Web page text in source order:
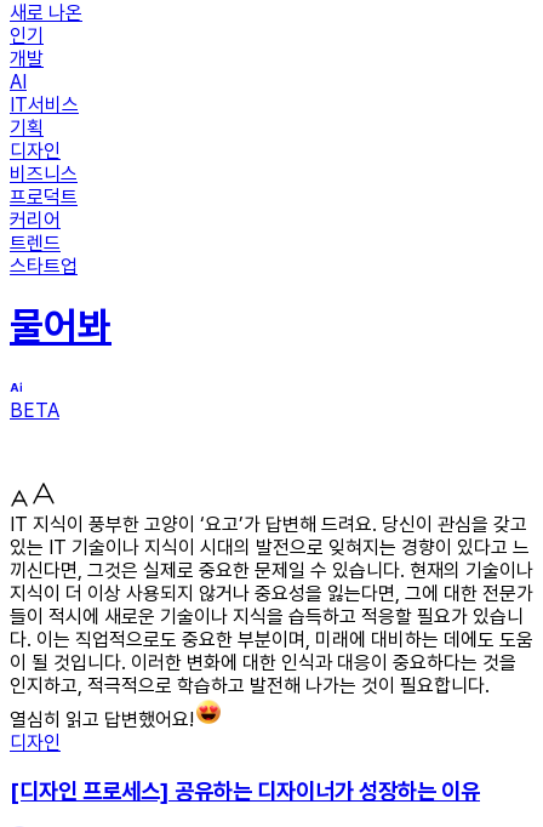
새로 나온
인기
개발
AI
IT서비스
기획
디자인
비즈니스
프로덕트
커리어
트렌드
스타트업
물어봐
BETA
IT 지식이 풍부한 고양이 ‘요고’가 답변해 드려요. 당신이 관심을 갖고
있는 IT 기술이나 지식이 시대의 발전으로 잊혀지는 경향이 있다고 느
끼신다면, 그것은 실제로 중요한 문제일 수 있습니다. 현재의 기술이나
지식이 더 이상 사용되지 않거나 중요성을 잃는다면, 그에 대한 전문가
들이 적시에 새로운 기술이나 지식을 습득하고 적응할 필요가 있습니
다. 이는 직업적으로도 중요한 부분이며, 미래에 대비하는 데에도 도움
이 될 것입니다. 이러한 변화에 대한 인식과 대응이 중요하다는 것을
인지하고, 적극적으로 학습하고 발전해 나가는 것이 필요합니다.
열심히 읽고 답변했어요!
디자인
[디자인 프로세스] 공유하는 디자이너가 성장하는 이유